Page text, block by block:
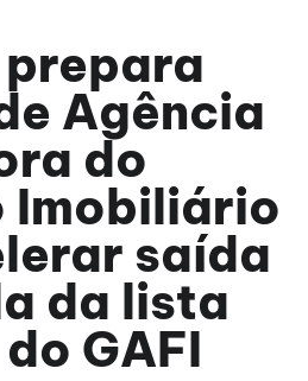
Agência
do
Imobiliário
saída
da lista
GAFI